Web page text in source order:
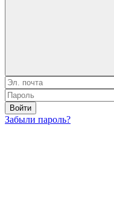
Войти
Забыли пароль?